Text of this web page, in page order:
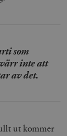
som
inte att
av det.
ut kommer
Inc.